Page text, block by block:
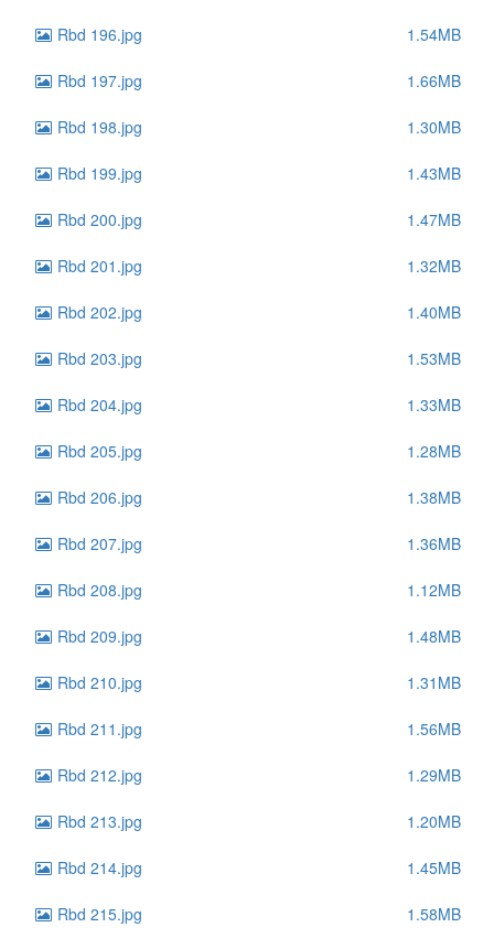
Rbd 196.jpg 1.54MB
Rbd 197.jpg 1.66MB
Rbd 198.jpg 1.30MB
Rbd 199.jpg 1.43MB
Rbd 200.jpg 1.47MB
Rbd 201.jpg 1.32MB
Rbd 202.jpg 1.40MB
Rbd 203.jpg 1.53MB
Rbd 204.jpg 1.33MB
Rbd 205.jpg 1.28MB
Rbd 206.jpg 1.38MB
Rbd 207.jpg 1.36MB
Rbd 208.jpg 1.12MB
Rbd 209.jpg 1.48MB
Rbd 210.jpg 1.31MB
Rbd 211.jpg 1.56MB
Rbd 212.jpg 1.29MB
Rbd 213.jpg 1.20MB
Rbd 214.jpg 1.45MB
Rbd 215.jpg 1.58MB